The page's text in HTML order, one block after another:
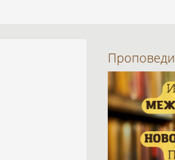
Проповеди